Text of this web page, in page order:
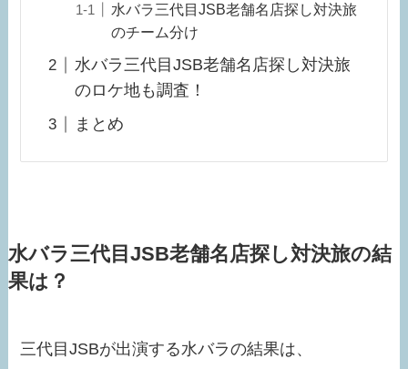
水バラ三代目JSB老舗名店探し対決旅
のチーム分け
水バラ三代目JSB老舗名店探し対決旅
のロケ地も調査！
まとめ
水バラ三代目JSB老舗名店探し対決旅の結
果は？
三代目JSBが出演する水バラの結果は、